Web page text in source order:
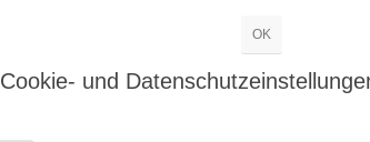
OK
Cookie- und